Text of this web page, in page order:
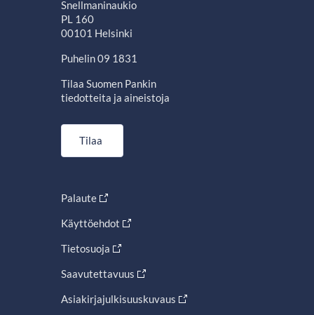
Snellmaninaukio
PL 160
00101 Helsinki
Puhelin 09 1831
Tilaa Suomen Pankin
tiedotteita ja aineistoja
Tilaa
Palaute
Käyttöehdot
Tietosuoja
Saavutettavuus
Asiakirjajulkisuuskuvaus